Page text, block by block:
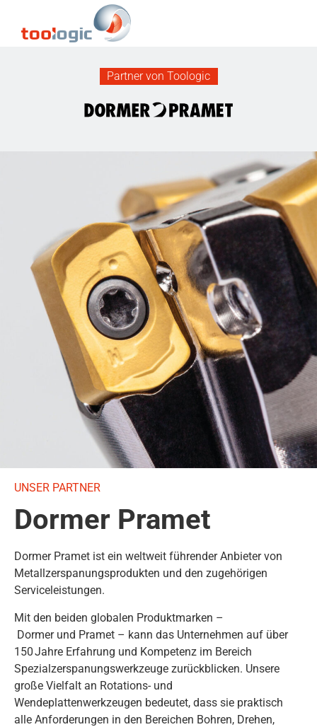
Partner von Toologic
UNSER PARTNER
Dormer Pramet
Dormer Pramet ist ein weltweit führender Anbieter von
Metallzerspanungsprodukten und den zugehörigen
Serviceleistungen.
Mit den beiden globalen Produktmarken –
Dormer und Pramet – kann das Unternehmen auf über
150 Jahre Erfahrung und Kompetenz im Bereich
Spezialzerspanungswerkzeuge zurückblicken. Unsere
große Vielfalt an Rotations- und
Wendeplattenwerkzeugen bedeutet, dass sie praktisch
alle Anforderungen in den Bereichen Bohren, Drehen,